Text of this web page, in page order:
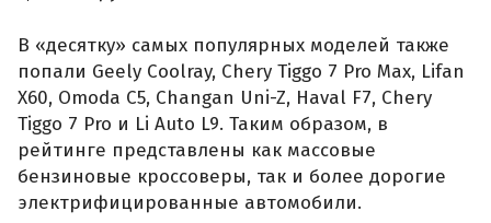
В «десятку» самых популярных моделей также
попали Geely Coolray, Chery Tiggo 7 Pro Max, Lifan
X60, Omoda C5, Changan Uni-Z, Haval F7, Chery
Tiggo 7 Pro и Li Auto L9. Таким образом, в
рейтинге представлены как массовые
бензиновые кроссоверы, так и более дорогие
электрифицированные автомобили.